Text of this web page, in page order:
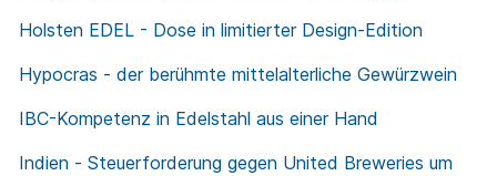
Holsten EDEL - Dose in limitierter Design-Edition
Hypocras - der berühmte mittelalterliche Gewürzwein
IBC-Kompetenz in Edelstahl aus einer Hand
Indien - Steuerforderung gegen United Breweries um